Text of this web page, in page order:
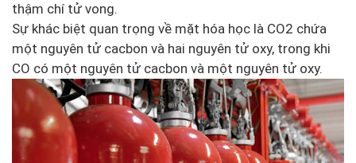
thậm chí tử vong.
Sự khác biệt quan trọng về mặt hóa học là CO2 chứa
một nguyên tử cacbon và hai nguyên tử oxy, trong khi
CO có một nguyên tử cacbon và một nguyên tử oxy.